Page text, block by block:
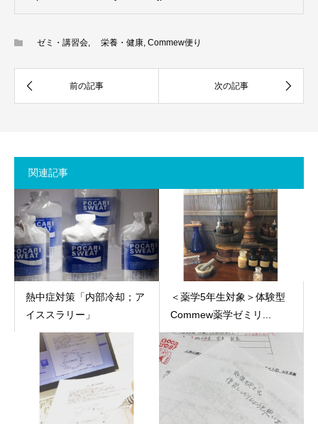
ゼミ・講習会, 栄養・健康, Commew便り
関連記事
熱中症対策「内部冷却；ア
イススラリー」
＜薬学5年生対象＞体験型
Commew薬学ゼミリ...